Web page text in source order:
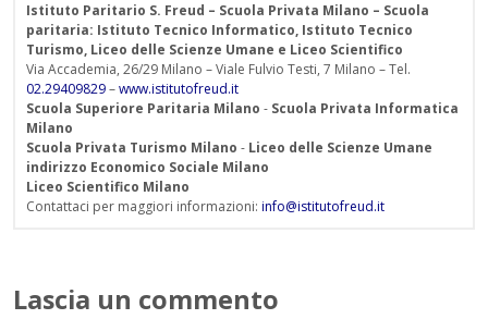
Istituto Paritario S. Freud – Scuola Privata Milano – Scuola
paritaria: Istituto Tecnico Informatico, Istituto Tecnico
Turismo, Liceo delle Scienze Umane e Liceo Scientifico
Via Accademia, 26/29 Milano – Viale Fulvio Testi, 7 Milano – Tel.
02.29409829–www.istitutofreud.it
Scuola Superiore Paritaria Milano - Scuola Privata Informatica
Milano
Scuola Privata Turismo Milano - Liceo delle Scienze Umane
indirizzo Economico Sociale Milano
Liceo Scientifico Milano
Contattaci per maggiori informazioni: info@istitutofreud.it
Lascia un commento